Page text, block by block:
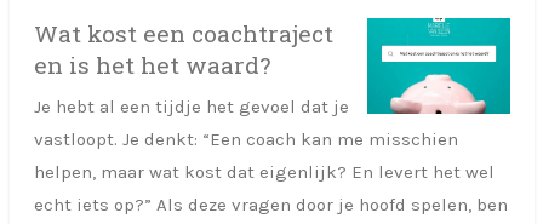
Wat kost een coachtraject
en is het het waard?
Je hebt al een tijdje het gevoel dat je
vastloopt. Je denkt: “Een coach kan me misschien
helpen, maar wat kost dat eigenlijk? En levert het wel
echt iets op?” Als deze vragen door je hoofd spelen, ben